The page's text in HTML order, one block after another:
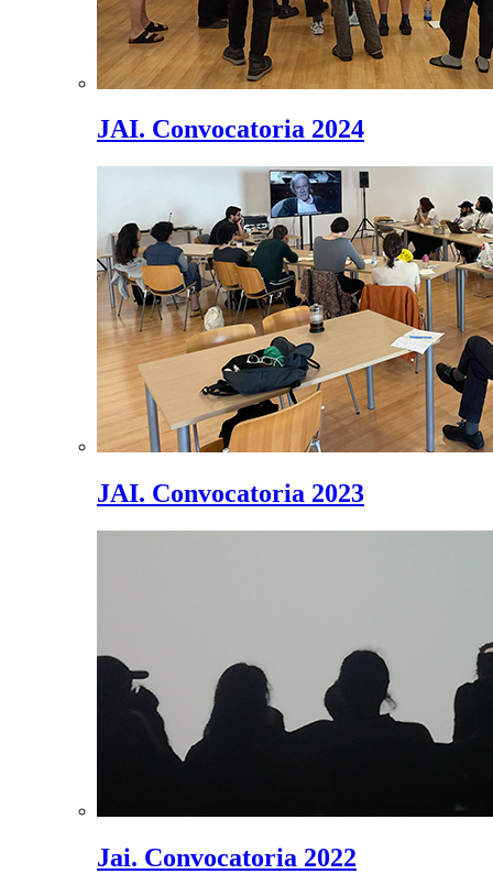
JAI. Convocatoria 2024
JAI. Convocatoria 2023
Jai. Convocatoria 2022